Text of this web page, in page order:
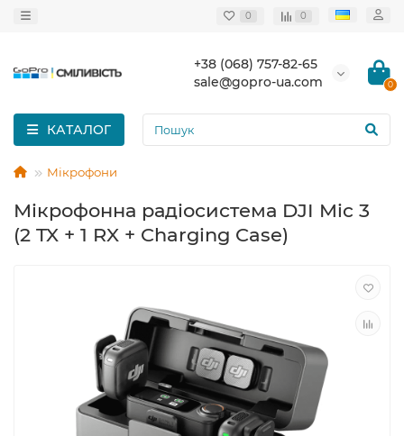
0 0
+38 (068) 757-82-65
sale@gopro-ua.com
0
КАТАЛОГ
Мікрофони
Мікрофонна радіосистема DJI Mic 3
(2 TX + 1 RX + Charging Case)